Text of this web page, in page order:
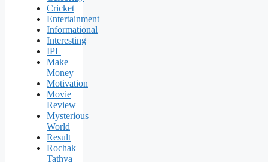
Cricket
Entertainment
Informational
Interesting
IPL
Make
Money
Motivation
Movie
Review
Mysterious
World
Result
Rochak
Tathya